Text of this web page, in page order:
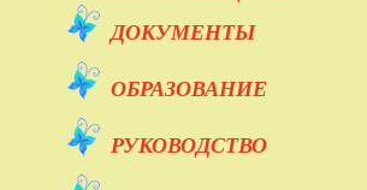
ДОКУМЕНТЫ
ОБРАЗОВАНИЕ
РУКОВОДСТВО